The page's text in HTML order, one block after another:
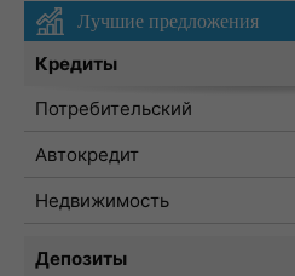
Лучшие предложения
Кредиты
Потребительский
Автокредит
Недвижимость
Депозиты